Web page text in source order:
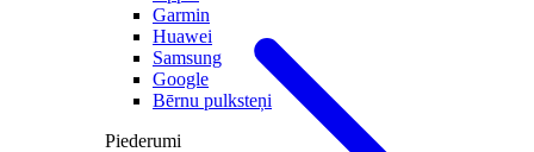
Garmin
Huawei
Samsung
Google
Bērnu pulksteņi
Piederumi